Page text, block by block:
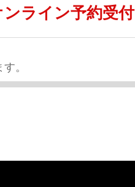
ンライン予約受付
。